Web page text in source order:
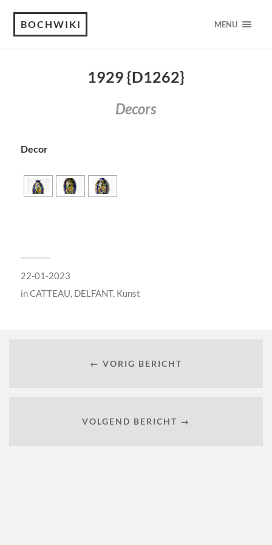
BOCHWIKI MENU
1929 {D1262}
Decors
Decor
22-01-2023
inCATTEAU, DELFANT, Kunst
← VORIG BERICHT
VOLGEND BERICHT →